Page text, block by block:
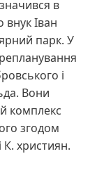
в
внук Іван
парк. У
і
Вони
комплекс
згодом
К. християн.